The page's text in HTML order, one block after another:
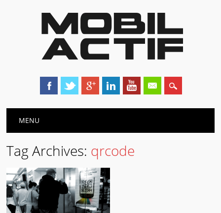
Main menu
MENU
Tag Archives: qrcode